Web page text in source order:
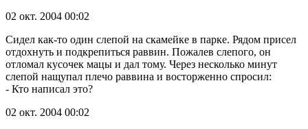
02 окт. 2004 00:02
Сидел как-то один слепой на скамейке в парке. Рядом присел
отдохнуть и подкрепиться раввин. Пожалев слепого, он
отломал кусочек мацы и дал тому. Через несколько минут
слепой нащупал плечо раввина и восторженно спросил:
- Кто написал это?
02 окт. 2004 00:02